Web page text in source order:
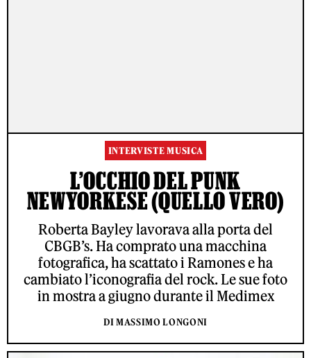
INTERVISTE MUSICA
L’OCCHIO DEL PUNK
NEWYORKESE (QUELLO VERO)
Roberta Bayley lavorava alla porta del
CBGB’s. Ha comprato una macchina
fotografica, ha scattato i Ramones e ha
cambiato l’iconografia del rock. Le sue foto
in mostra a giugno durante il Medimex
DI MASSIMO LONGONI